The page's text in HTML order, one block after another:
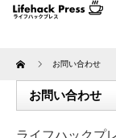
Home お問い合わせ
お問い合わせ
ライフハックプ